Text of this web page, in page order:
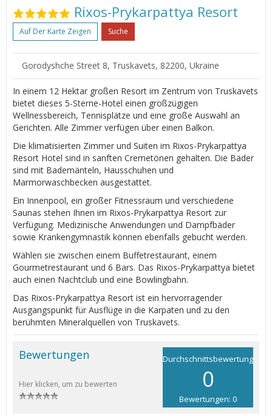
Rixos-Prykarpattya Resort
Auf Der Karte Zeigen Suche
Gorodyshche Street 8, Truskavets, 82200, Ukraine
In einem 12 Hektar großen Resort im Zentrum von Truskavets
bietet dieses 5-Sterne-Hotel einen großzügigen
Wellnessbereich, Tennisplätze und eine große Auswahl an
Gerichten. Alle Zimmer verfügen über einen Balkon.
Die klimatisierten Zimmer und Suiten im Rixos-Prykarpattya
Resort Hotel sind in sanften Cremetönen gehalten. Die Bäder
sind mit Bademänteln, Hausschuhen und
Marmorwaschbecken ausgestattet.
Ein Innenpool, ein großer Fitnessraum und verschiedene
Saunas stehen Ihnen im Rixos-Prykarpattya Resort zur
Verfügung. Medizinische Anwendungen und Dampfbäder
sowie Krankengymnastik können ebenfalls gebucht werden.
Wählen sie zwischen einem Buffetrestaurant, einem
Gourmetrestaurant und 6 Bars. Das Rixos-Prykarpattya bietet
auch einen Nachtclub und eine Bowlingbahn.
Das Rixos-Prykarpattya Resort ist ein hervorragender
Ausgangspunkt für Ausflüge in die Karpaten und zu den
berühmten Mineralquellen von Truskavets.
Durchschnittsbewertung
0
Bewertungen: 0
Bewertungen
Hier klicken, um zu bewerten